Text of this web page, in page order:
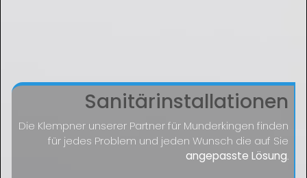
Sanitärinstallationen
Die Klempner unserer Partner für Munderkingen finden
für jedes Problem und jeden Wunsch die auf Sie
angepasste Lösung.